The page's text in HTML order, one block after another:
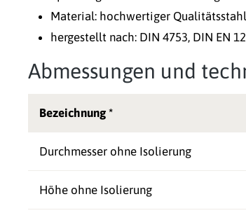
Material: hochwertiger Qualitätsstahl
hergestellt nach: DIN 4753, DIN EN
Abmessungen und
Bezeichnung *
Durchmesser ohne Isolierung
Höhe ohne Isolierung